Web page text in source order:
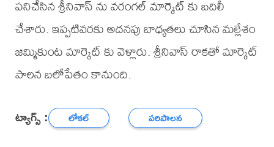
పనిచేసిన శ్రీనివాస్ ను వరంగల్ మార్కెట్ కు బదిలీ
చేశారు. ఇప్పటివరకు అదనపు బాధ్యతలు చూసిన మల్లేశం
జమ్మికుంట మార్కెట్ కు వెళ్లారు. శ్రీనివాస్ రాకతో మార్కెట్
పాలన బలోపేతం కానుంది.
ట్యాగ్స్ : లోకల్ పరిపాలన